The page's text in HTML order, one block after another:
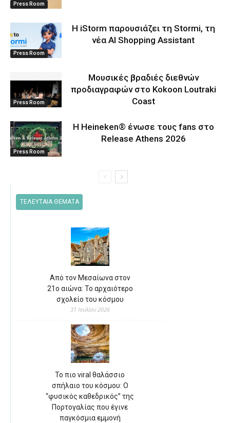
Press Room
Press Room
Η iStorm παρουσιάζει τη Stormi, τη
νέα AI Shopping Assistant
Press Room
Μουσικές βραδιές διεθνών
προδιαγραφών στο Kokoon Loutraki
Coast
Press Room
Η Heineken® ένωσε τους fans στο
Release Athens 2026
ΤΕΛΕΥΤΑΙΑ ΘΕΜΑΤΑ
Από τον Μεσαίωνα στον
21ο αιώνα: Το αρχαιότερο
σχολείο του κόσμου
31 Ιουλίου 2026
Το πιο viral θαλάσσιο
σπήλαιο του κόσμου: Ο
“φυσικός καθεδρικός” της
Πορτογαλίας που έγινε
παγκόσμια εμμονή